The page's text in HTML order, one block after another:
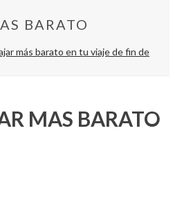
BARATO
más barato en tu viaje de fin de
MAS BARATO